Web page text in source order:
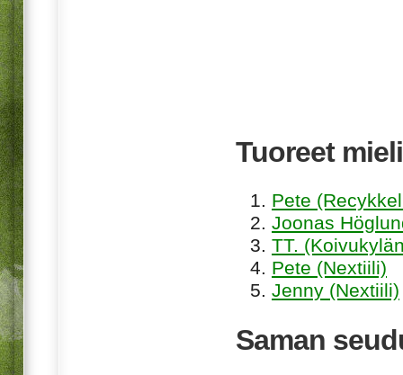
Tuoreet
Pete
Joonas
TT.
Pete (Nextiili)
Jenny (Nextiili)
Saman